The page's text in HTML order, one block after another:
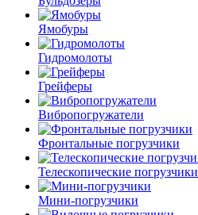
Ямобуры
Гидромолоты
Грейферы
Вибро­погружатели
Фронтальные погрузчики
Телескопические погрузчики
Мини-погрузчики